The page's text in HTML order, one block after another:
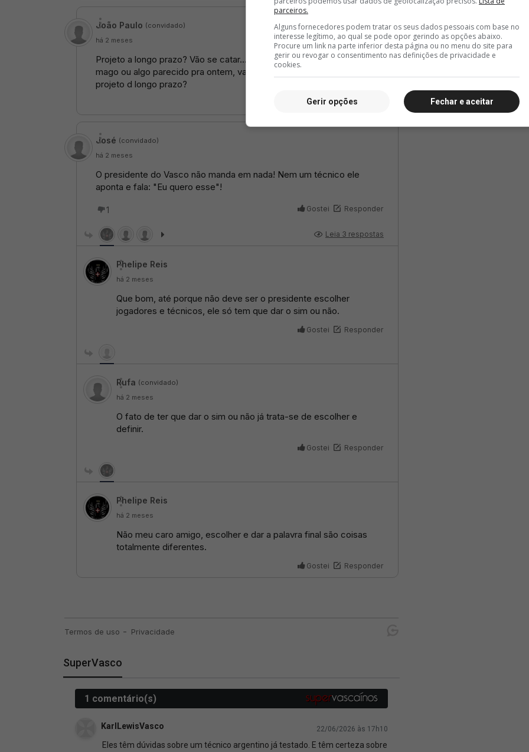
SuperVasco
parceiros.
Alguns fornecedores podem tratar os seus dados pessoais com base no
interesse legítimo, ao qual se pode opor gerindo as opções abaixo.
Procure um link na parte inferior desta página ou no menu do site para
gerir ou revogar o consentimento nas definições de privacidade e
cookies.
Fechar e aceitar
Gerir opções